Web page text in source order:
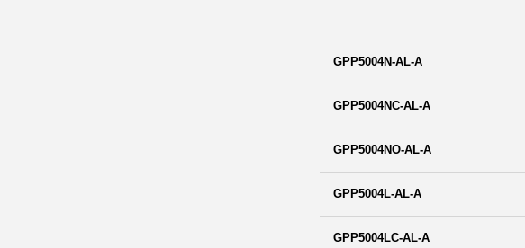
GPP5004N-AL-A
GPP5004NC-AL-A
GPP5004NO-AL-A
GPP5004L-AL-A
GPP5004LC-AL-A